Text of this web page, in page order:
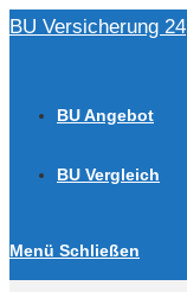
Zum
BU Versicherung 24
BU Angebot
BU Vergleich
Menü Schließen